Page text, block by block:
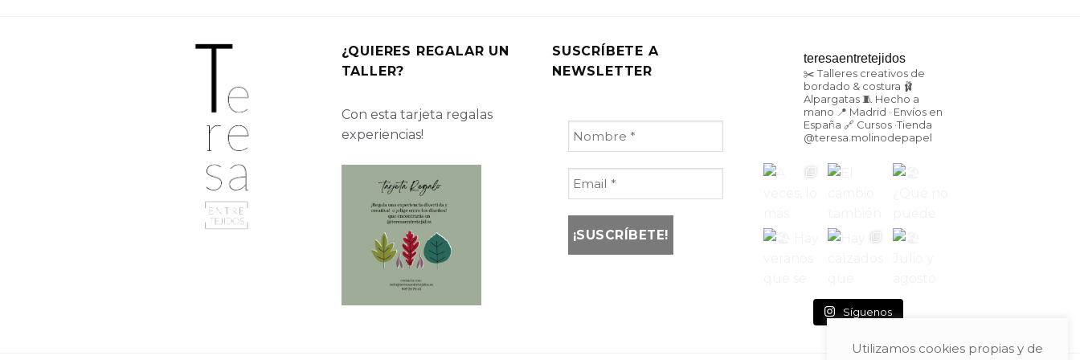
¿QUIERES REGALAR UN
TALLER?
Con esta tarjeta regalas
experiencias!
SUSCRÍBETE A
NEWSLETTER
teresaentretejidos
✂️ Talleres creativos de
bordado & costura 🩰
Alpargatas🧵 Hecho a
mano 📍 Madrid · Envíos en
España 🔗 Cursos ·Tienda
@teresa.molinodepapel
Síguenos
Utilizamos cookies propias y de